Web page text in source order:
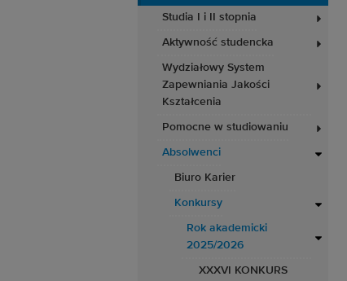
Studia I i II stopnia
Aktywność studencka
Wydziałowy System
Zapewniania Jakości
Kształcenia
Pomocne w studiowaniu
Absolwenci
Biuro Karier
Konkursy
Rok akademicki
2025/2026
XXXVI KONKURS